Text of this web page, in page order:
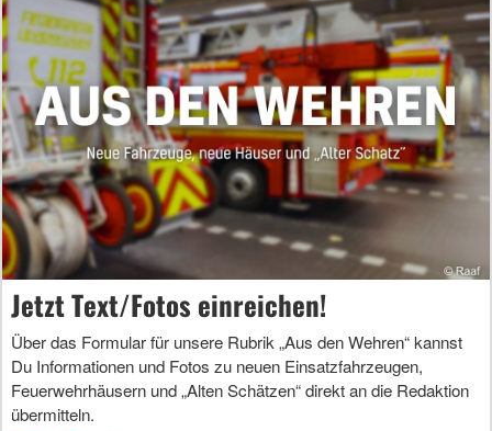
Jetzt Text/Fotos einreichen!
Über das Formular für unsere Rubrik „Aus den Wehren“ kannst
Du Informationen und Fotos zu neuen Einsatzfahrzeugen,
Feuerwehrhäusern und „Alten Schätzen“ direkt an die Redaktion
übermitteln.